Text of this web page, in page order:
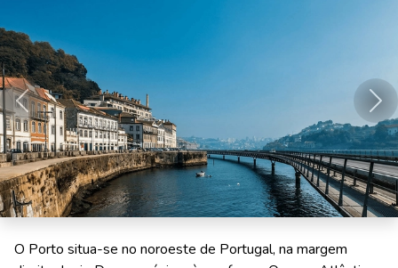
Anterior
O Porto situa-se no noroeste de Portugal, na margem